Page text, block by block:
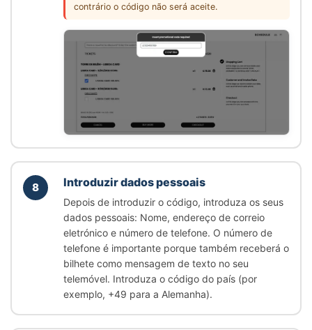
contrário o código não será aceite.
8 Introduzir dados pessoais
Depois de introduzir o código, introduza os seus
dados pessoais: Nome, endereço de correio
eletrónico e número de telefone. O número de
telefone é importante porque também receberá o
bilhete como mensagem de texto no seu
telemóvel. Introduza o código do país (por
exemplo, +49 para a Alemanha).